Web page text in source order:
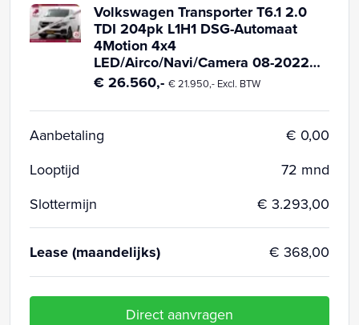
Volkswagen Transporter T6.1 2.0
TDI 204pk L1H1 DSG-Automaat
4Motion 4x4
LED/Airco/Navi/Camera 08-2022
2022 Diesel
€ 26.560,- € 21.950,- Excl. BTW
Aanbetaling
€ 0,00
Looptijd
72 mnd
Slottermijn
€ 3.293,00
Lease (maandelijks) € 368,00
Direct aanvragen